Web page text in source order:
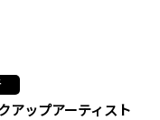
アップアーティスト